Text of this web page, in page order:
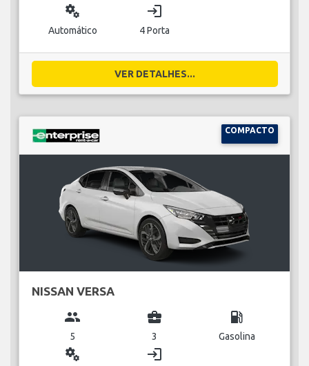
miscellaneous_services
Automático
login
4 Porta
VER DETALHES...
COMPACTO
NISSAN VERSA
group
5
business_center
3
local_gas_station
Gasolina
miscellaneous_services login